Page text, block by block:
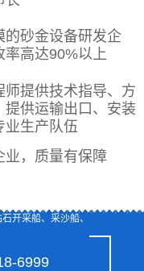
的砂金设备研发企
率高达90%以上
师提供技术指导、方
提供运输出口、安装
业生产队伍
业，质量有保障
开采船、采沙船、
6999